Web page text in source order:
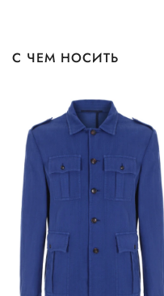
С ЧЕМ НОСИТЬ